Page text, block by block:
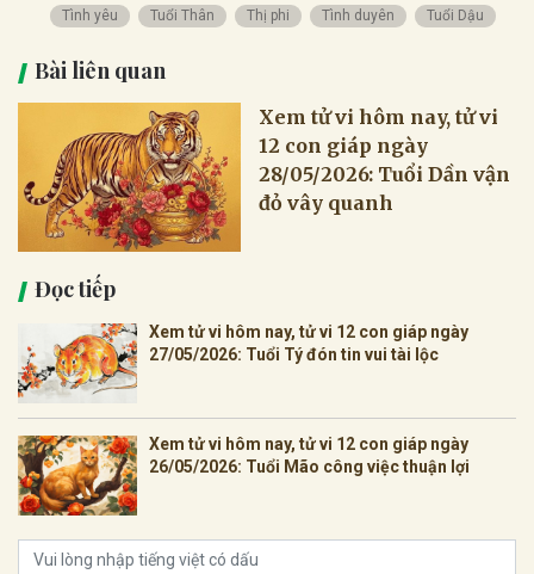
Tình yêu Tuổi Thân Thị phi Tình duyên Tuổi Dậu
Bài liên quan
Xem tử vi hôm nay, tử vi
12 con giáp ngày
28/05/2026: Tuổi Dần vận
đỏ vây quanh
Đọc tiếp
Xem tử vi hôm nay, tử vi 12 con giáp ngày
27/05/2026: Tuổi Tý đón tin vui tài lộc
Xem tử vi hôm nay, tử vi 12 con giáp ngày
26/05/2026: Tuổi Mão công việc thuận lợi